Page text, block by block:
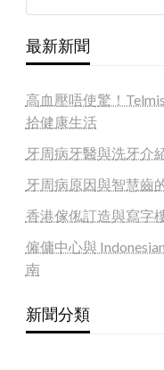
最新新聞
高血壓唔使驚！
拾健康生活
牙周病牙醫與洗牙介
牙周病原因與智慧齒
香港傢俬訂造與寫字
僱傭中心與
南
新聞分類